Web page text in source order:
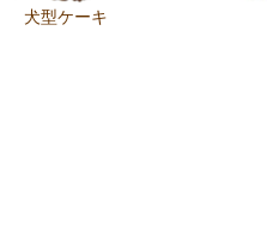
犬型ケーキ